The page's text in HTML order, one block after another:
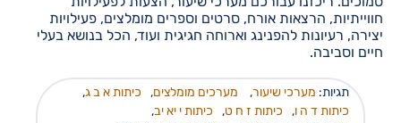
חווייתיות, הרצאות אורח, סרטים וספרים מומלצים, פעילויות
יצירה, רעיונות להפנינג וארוחה חגיגית ועוד, הכל בנושא בעלי
חיים וסביבה.
תגיות: מערכי שיעור, מערכים מומלצים, כיתות א ב ג,
כיתות ד ה ו, כיתות ז ח ט, כיתות י יא יב,